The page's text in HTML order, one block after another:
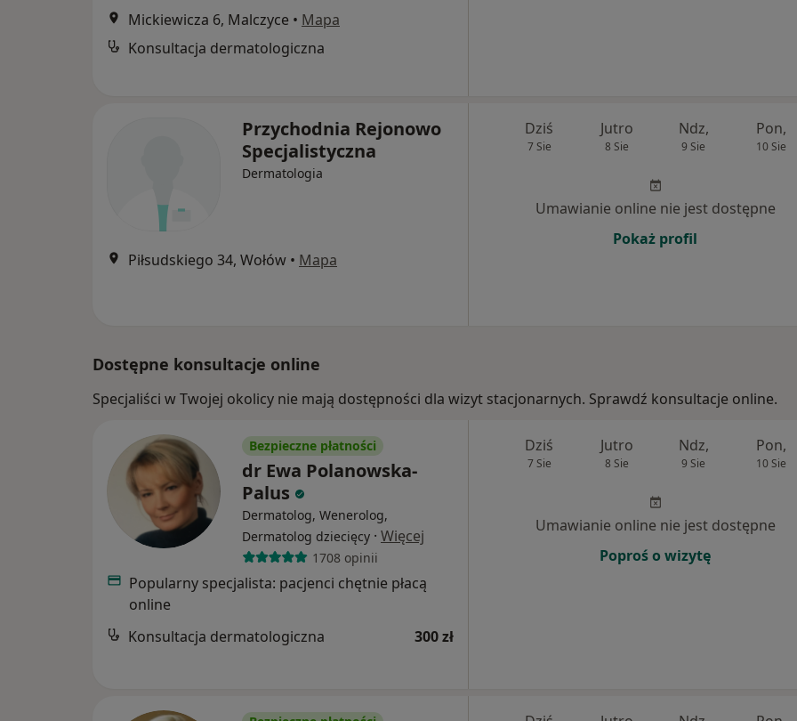
Mickiewicza 6, Malczyce • Mapa
Konsultacja dermatologiczna
Przychodnia Rejonowo
Specjalistyczna
Dermatologia
Piłsudskiego 34, Wołów • Mapa
Dziś
7 Sie
Jutro
8 Sie
Ndz,
9 Sie
Pon,
10 Sie
Umawianie online nie jest dostępne
Pokaż profil
Dostępne konsultacje online
Specjaliści w Twojej okolicy nie mają dostępności dla wizyt stacjonarnych. Sprawdź konsultacje online.
Bezpieczne płatności
dr Ewa Polanowska-
Palus
Dermatolog, Wenerolog,
Dermatolog dziecięcy · Więcej
1708 opinii
Popularny specjalista: pacjenci chętnie płacą
online
Konsultacja dermatologiczna
300 zł
Dziś
7 Sie
Jutro
8 Sie
Ndz,
9 Sie
Pon,
10 Sie
Umawianie online nie jest dostępne
Poproś o wizytę